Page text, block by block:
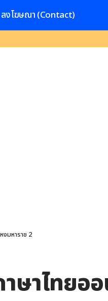
ลงโฆษณา (Contact)
มหาราช 2
ษาไทยอ